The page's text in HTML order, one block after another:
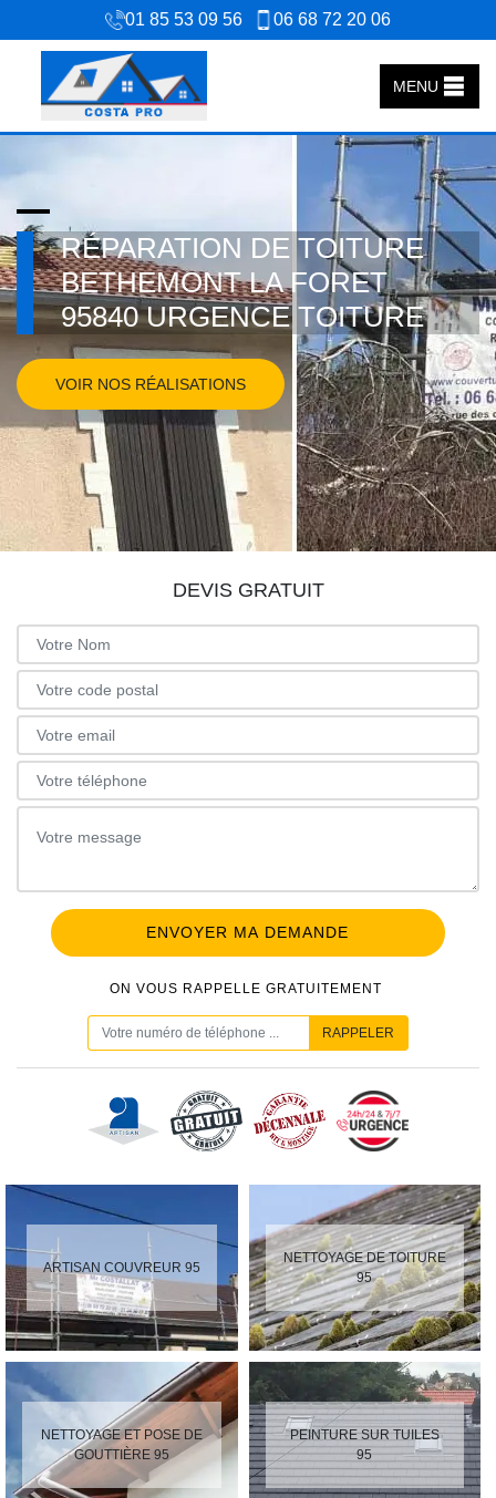
01 85 53 09 56 06 68 72 20 06
MENU
RÉPARATION DE TOITURE
BETHEMONT LA FORET
95840 URGENCE TOITURE
VOIR NOS RÉALISATIONS
DEVIS GRATUIT
ON VOUS RAPPELLE GRATUITEMENT
ARTISAN COUVREUR 95
NETTOYAGE DE TOITURE
95
NETTOYAGE ET POSE DE
GOUTTIÈRE 95
PEINTURE SUR TUILES
95